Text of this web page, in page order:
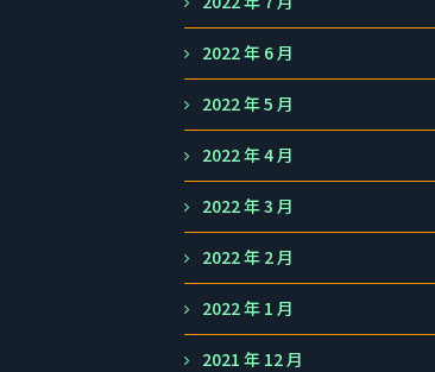
2022 年 6 月
2022 年 5 月
2022 年 4 月
2022 年 3 月
2022 年 2 月
2022 年 1 月
2021 年 12 月